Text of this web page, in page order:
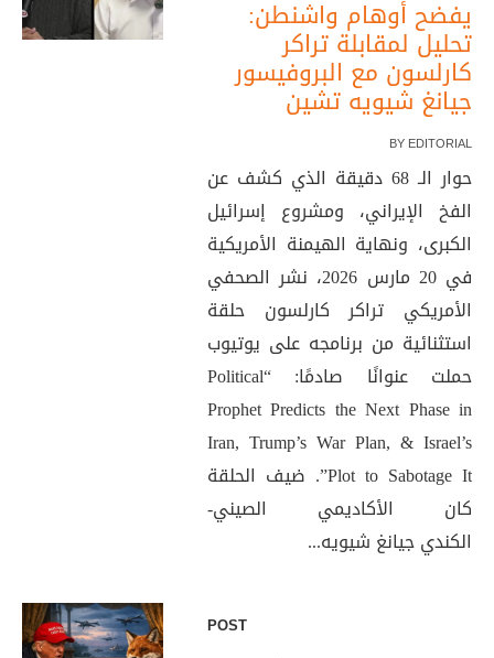
يفضح أوهام واشنطن:
تحليل لمقابلة تراكر
كارلسون مع البروفيسور
جيانغ شيويه تشين
BY EDITORIAL
حوار الـ 68 دقيقة الذي كشف عن
الفخ الإيراني، ومشروع إسرائيل
الكبرى، ونهاية الهيمنة الأمريكية
في 20 مارس 2026، نشر الصحفي
الأمريكي تراكر كارلسون حلقة
استثنائية من برنامجه على يوتيوب
حملت عنوانًا صادمًا: “Political
Prophet Predicts the Next Phase in
Iran, Trump’s War Plan, & Israel’s
Plot to Sabotage It”. ضيف الحلقة
كان الأكاديمي الصيني-
الكندي جيانغ شيويه...
POST